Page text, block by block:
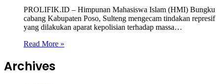
PROLIFIK.ID – Himpunan Mahasiswa Islam (HMI) Bungku
cabang Kabupaten Poso, Sulteng mengecam tindakan represif
yang dilakukan aparat kepolisian terhadap massa…
Read More »
Archives